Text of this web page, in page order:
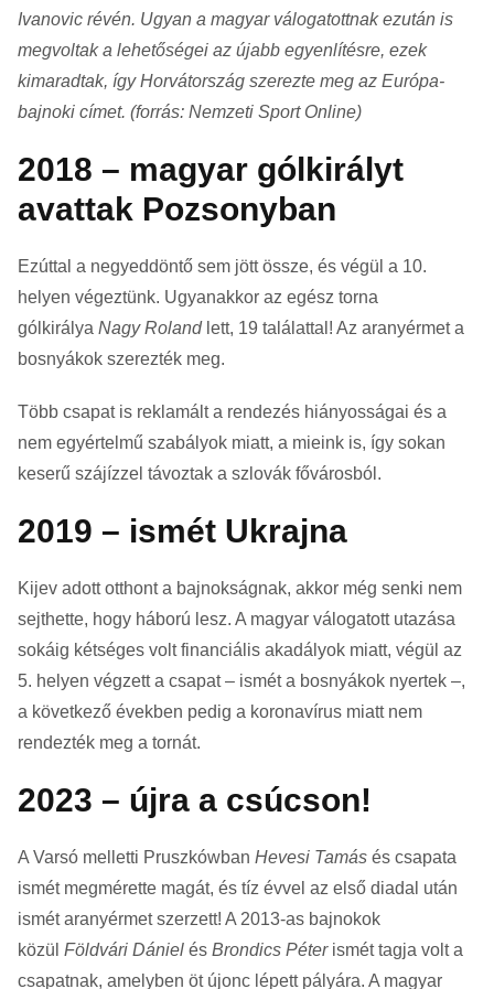
Ivanovic révén. Ugyan a magyar válogatottnak ezután is
megvoltak a lehetőségei az újabb egyenlítésre, ezek
kimaradtak, így Horvátország szerezte meg az Európa-
bajnoki címet. (forrás: Nemzeti Sport Online)
2018 – magyar gólkirályt
avattak Pozsonyban
Ezúttal a negyeddöntő sem jött össze, és végül a 10.
helyen végeztünk. Ugyanakkor az egész torna
gólkirálya Nagy Rolandlett, 19 találattal! Az aranyérmet a
bosnyákok szerezték meg.
Több csapat is reklamált a rendezés hiányosságai és a
nem egyértelmű szabályok miatt, a mieink is, így sokan
keserű szájízzel távoztak a szlovák fővárosból.
2019 – ismét Ukrajna
Kijev adott otthont a bajnokságnak, akkor még senki nem
sejthette, hogy háború lesz. A magyar válogatott utazása
sokáig kétséges volt financiális akadályok miatt, végül az
5. helyen végzett a csapat – ismét a bosnyákok nyertek –,
a következő években pedig a koronavírus miatt nem
rendezték meg a tornát.
2023 – újra a csúcson!
A Varsó melletti Pruszkówban Hevesi Tamás és csapata
ismét megmérette magát, és tíz évvel az első diadal után
ismét aranyérmet szerzett! A 2013-as bajnokok
közül Földvári Dániel és Brondics Péterismét tagja volt a
csapatnak, amelyben öt újonc lépett pályára. A magyar